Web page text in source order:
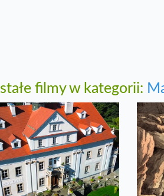
filmy w kategorii: